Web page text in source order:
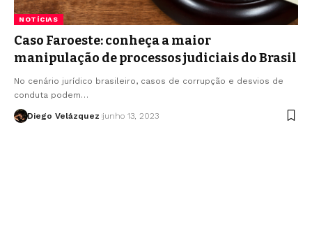
NOTÍCIAS
Caso Faroeste: conheça a maior
manipulação de processos judiciais do Brasil
No cenário jurídico brasileiro, casos de corrupção e desvios de
conduta podem…
Diego Velázquez junho 13, 2023